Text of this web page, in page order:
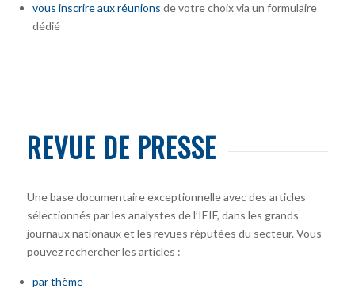
vous inscrire aux réunions de votre choix via un formulaire
dédié
REVUE DE PRESSE
Une base documentaire exceptionnelle avec des articles
sélectionnés par les analystes de l’IEIF, dans les grands
journaux nationaux et les revues réputées du secteur. Vous
pouvez rechercher les articles :
par thème